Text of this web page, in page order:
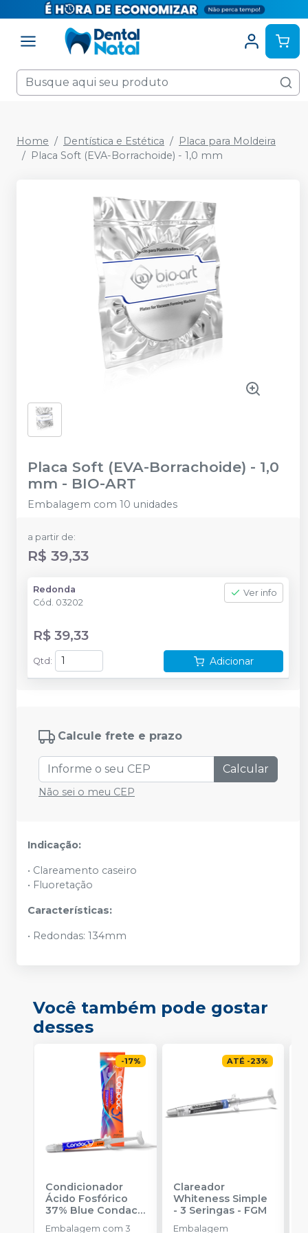
Home Dentística e Estética
Placa para Moldeira
Placa Soft (EVA-Borrachoide) - 1,0 mm
Placa Soft (EVA-Borrachoide) - 1,0
mm - BIO-ART
Embalagem com 10 unidades
a partir de:
R$ 39,33
Redonda
Cód. 03202
Ver info
R$ 39,33
Qtd : Adicionar
Calcule frete e prazo
Calcular
Não sei o meu CEP
Indicação:
• Clareamento caseiro
• Fluoretação
Características:
• Redondas: 134mm
Você também pode gostar
desses
-17%
Condicionador
Ácido Fosfórico
37% Blue Condac-
FGM
Embalagem com 3
ATÉ -23%
Clareador
Whiteness Simple
- 3 Seringas- FGM
Embalagem